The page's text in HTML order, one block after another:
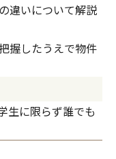
違いについて解説
握したうえで物件
生に限らず誰でも